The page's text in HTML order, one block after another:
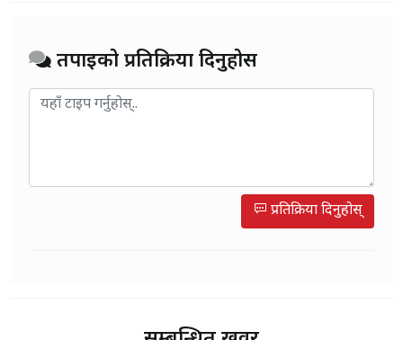
तपाईको प्रतिक्रिया दिनुहोस
प्रतिक्रिया दिनुहोस्